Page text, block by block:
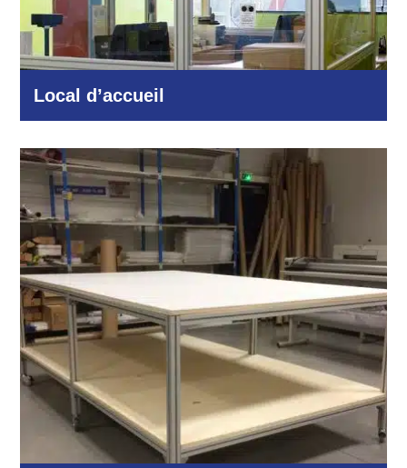
Local d’accueil
Autres domaines